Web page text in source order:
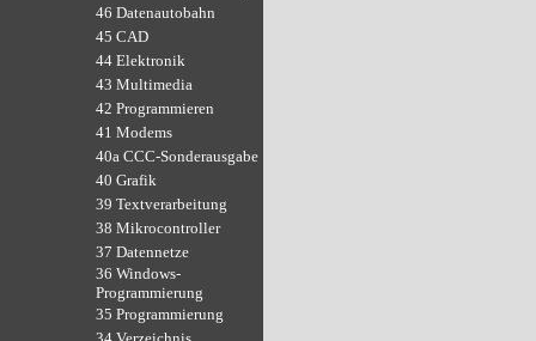
46 Datenautobahn
45 CAD
44 Elektronik
43 Multimedia
42 Programmieren
41 Modems
40a CCC-Sonderausgabe
40 Grafik
39 Textverarbeitung
38 Mikrocontroller
37 Datennetze
36 Windows-
Programmierung
35 Programmierung